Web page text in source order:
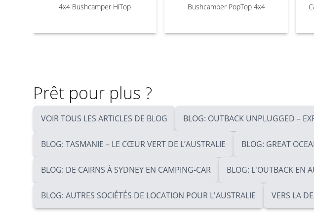
4x4 Bushcamper HiTop Bushcamper PopTop 4x4
Prêt pour plus ?
VOIR TOUS LES ARTICLES DE BLOG BLOG: OUTBACK UNPLUGGED –
BLOG: TASMANIE – LE CŒUR VERT DE L’AUSTRALIE BLOG: GREAT
BLOG: DE CAIRNS À SYDNEY EN CAMPING-CAR BLOG: L'OUTBACK EN
BLOG: AUTRES SOCIÉTÉS DE LOCATION POUR L'AUSTRALIE VERS LA